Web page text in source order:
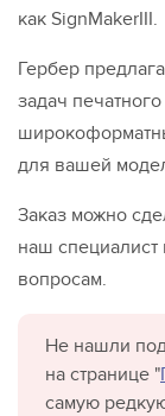
как SignMakerIII.
Гербер
задач
для вашей
Заказ можно
наш специалист
вопросам.
Не нашли
на странице "
самую